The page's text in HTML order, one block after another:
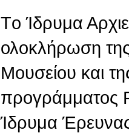
Tο Ίδρυμα
ολοκλήρωση
Μουσείου και
προγράμματος
Ίδρυμα